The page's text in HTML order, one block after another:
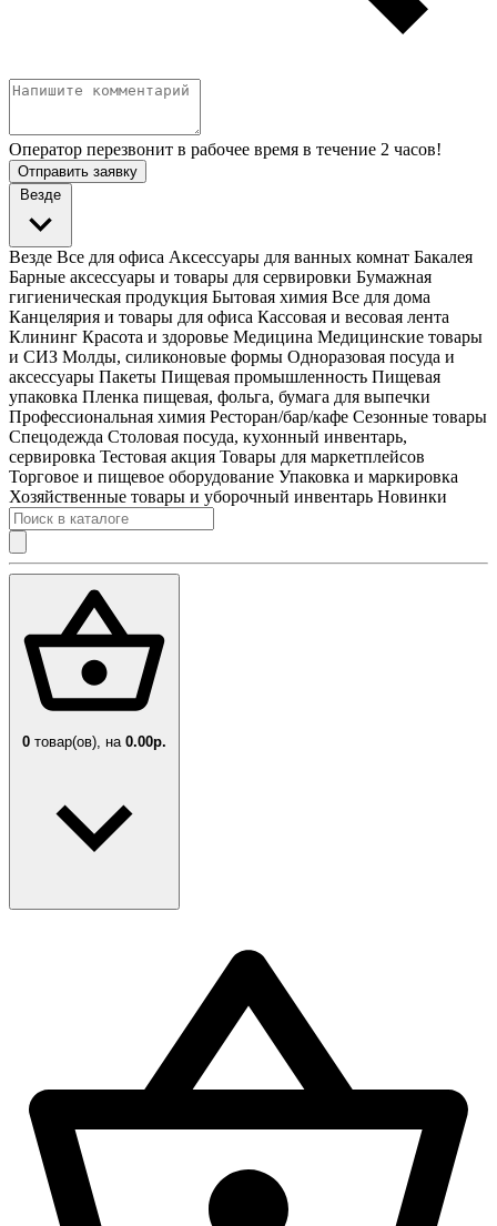
Оператор перезвонит в рабочее время в течение 2 часов!
Отправить заявку
Везде
Везде Все для офиса Аксессуары для ванных комнат Бакалея
Барные аксессуары и товары для сервировки Бумажная
гигиеническая продукция Бытовая химия Все для дома
Канцелярия и товары для офиса Кассовая и весовая лента
Клининг Красота и здоровье Медицина Медицинские товары
и СИЗ Молды, силиконовые формы Одноразовая посуда и
аксессуары Пакеты Пищевая промышленность Пищевая
упаковка Пленка пищевая, фольга, бумага для выпечки
Профессиональная химия Ресторан/бар/кафе Сезонные товары
Спецодежда Столовая посуда, кухонный инвентарь,
сервировка Тестовая акция Товары для маркетплейсов
Торговое и пищевое оборудование Упаковка и маркировка
Хозяйственные товары и уборочный инвентарь Новинки
0 товар(ов), на 0.00р.